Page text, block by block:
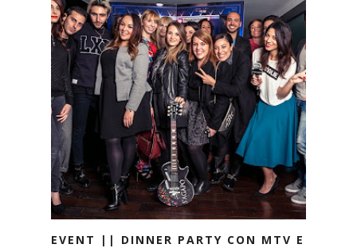
EVENT || DINNER PARTY CON MTV E